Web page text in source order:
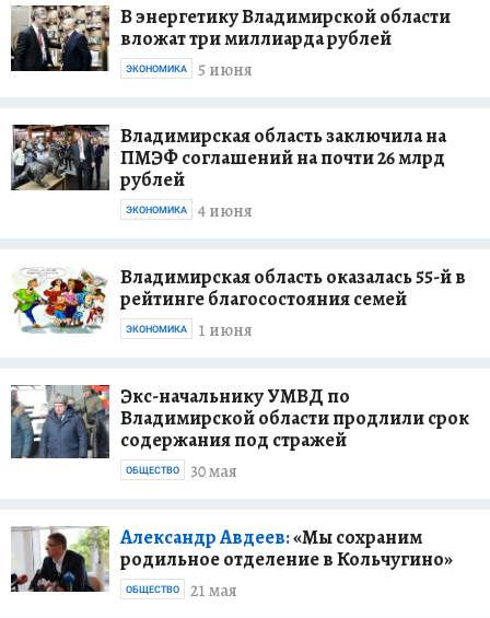
В энергетику Владимирской области
вложат три миллиарда рублей
5 июня
ЭКОНОМИКА
Владимирская область заключила на
ПМЭФ соглашений на почти 26 млрд
рублей
4 июня
ЭКОНОМИКА
Владимирская область оказалась 55-й в
рейтинге благосостояния семей
1 июня
ЭКОНОМИКА
Экс-начальнику УМВД по
Владимирской области продлили срок
содержания под стражей
30 мая
ОБЩЕСТВО
Александр Авдеев:«Мы сохраним
родильное отделение в Кольчугино»
21 мая
ОБЩЕСТВО